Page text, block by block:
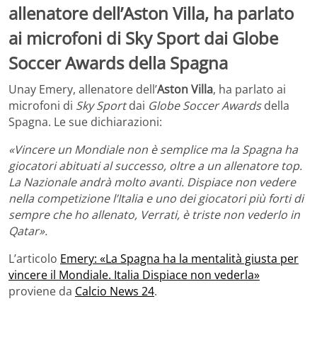
allenatore dell’Aston Villa, ha parlato
ai microfoni di Sky Sport dai Globe
Soccer Awards della Spagna
Unay Emery, allenatore dell’Aston Villa, ha parlato ai
microfoni di Sky Sportdai Globe SoccerAwardsdella
Spagna. Le sue dichiarazioni:
«Vincere un Mondiale non è semplice ma la Spagna ha
giocatori abituati al successo, oltre a un allenatore top.
La Nazionale andrà molto avanti. Dispiace non vedere
nella competizione l’Italia e uno dei giocatori più forti di
sempre che ho allenato, Verrati, è triste non vederlo in
Qatar».
L’articolo Emery: «La Spagna ha la mentalità giusta per
vincere il Mondiale. Italia Dispiace non vederla»
proviene da Calcio News 24.